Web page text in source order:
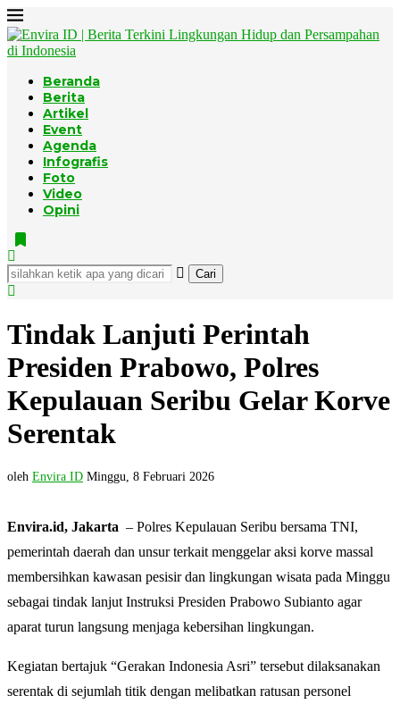
Beranda
Berita
Artikel
Event
Agenda
Infografis
Foto
Video
Opini
Cari
Tindak Lanjuti Perintah
Presiden Prabowo, Polres
Kepulauan Seribu Gelar Korve
Serentak
oleh Envira ID Minggu, 8 Februari 2026
Envira.id, Jakarta – Polres Kepulauan Seribu bersama TNI,
pemerintah daerah dan unsur terkait menggelar aksi korve massal
membersihkan kawasan pesisir dan lingkungan wisata pada Minggu
sebagai tindak lanjut Instruksi Presiden Prabowo Subianto agar
aparat turun langsung menjaga kebersihan lingkungan.
Kegiatan bertajuk “Gerakan Indonesia Asri” tersebut dilaksanakan
serentak di sejumlah titik dengan melibatkan ratusan personel